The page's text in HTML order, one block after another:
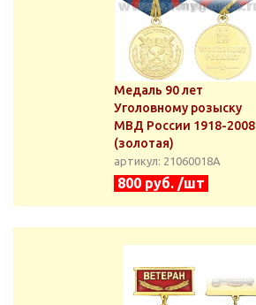
Медаль 90 лет
Уголовному розыску
МВД России 1918-2008
(золотая)
артикул: 21060018А
800 руб. /шт